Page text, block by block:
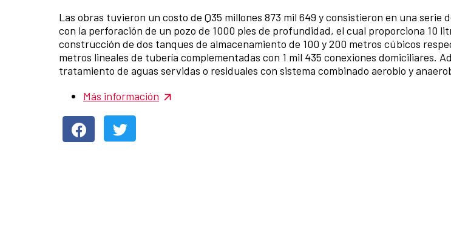
Las obras tuvieron un costo de Q35 millones 873 mil 649 y consistieron en una serie
con la perforación de un pozo de 1000 pies de profundidad, el cual proporciona 10
construcción de dos tanques de almacenamiento de 100 y 200 metros cúbicos
metros lineales de tubería complementadas con 1 mil 435 conexiones domiciliares.
tratamiento de aguas servidas o residuales con sistema combinado aerobio y
Más información